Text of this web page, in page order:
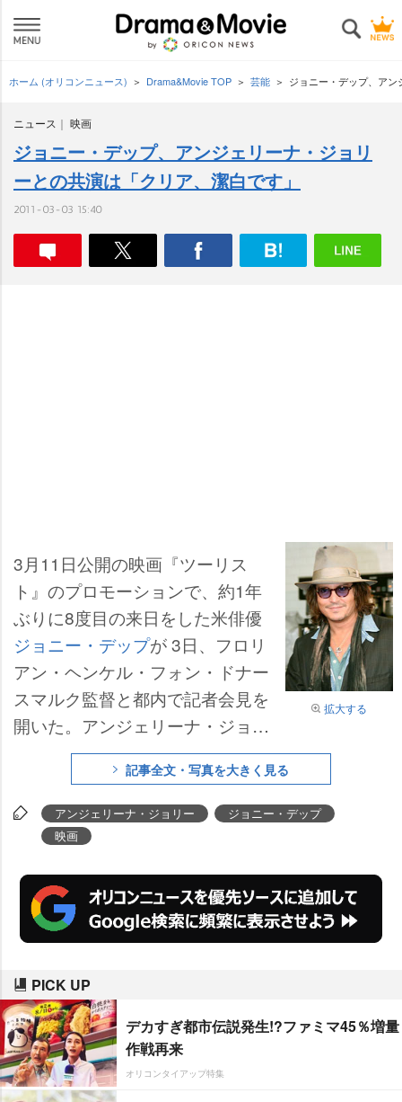
ホーム (オリコンニュース) Drama&Movie TOP 芸能 ジョニー・デップ、ア
ニュース 映画
ジョニー・デップ、アンジェリーナ・ジョリ
ーとの共演は「クリア、潔白です」
2011-03-03 15:40
拡大する
3月11日公開の映画『ツーリス
ト』のプロモーションで、約1年
ぶりに8度目の来日をした米俳優
ジョニー・デップが 3日、フロリ
アン・ヘンケル・フォン・ドナー
スマルク監督と都内で記者会見を
開いた。アンジェリーナ・ジョリ
ーとの初共演し、ラブシーンもあ
ることが話題の同作。ところがデ
ップは子供たちに「そんな映画撮
ってないよ、と言いました。です
の話題は避けました」と話して、
報道陣を笑わせた。
記事全文・写真を大きく見る
アンジェリーナ・ジョリー
ジョニー・デップ
映画
PICK UP
デカすぎ都市伝説発生!?ファミマ45％増量
作戦再来
オリコンタイアップ特集